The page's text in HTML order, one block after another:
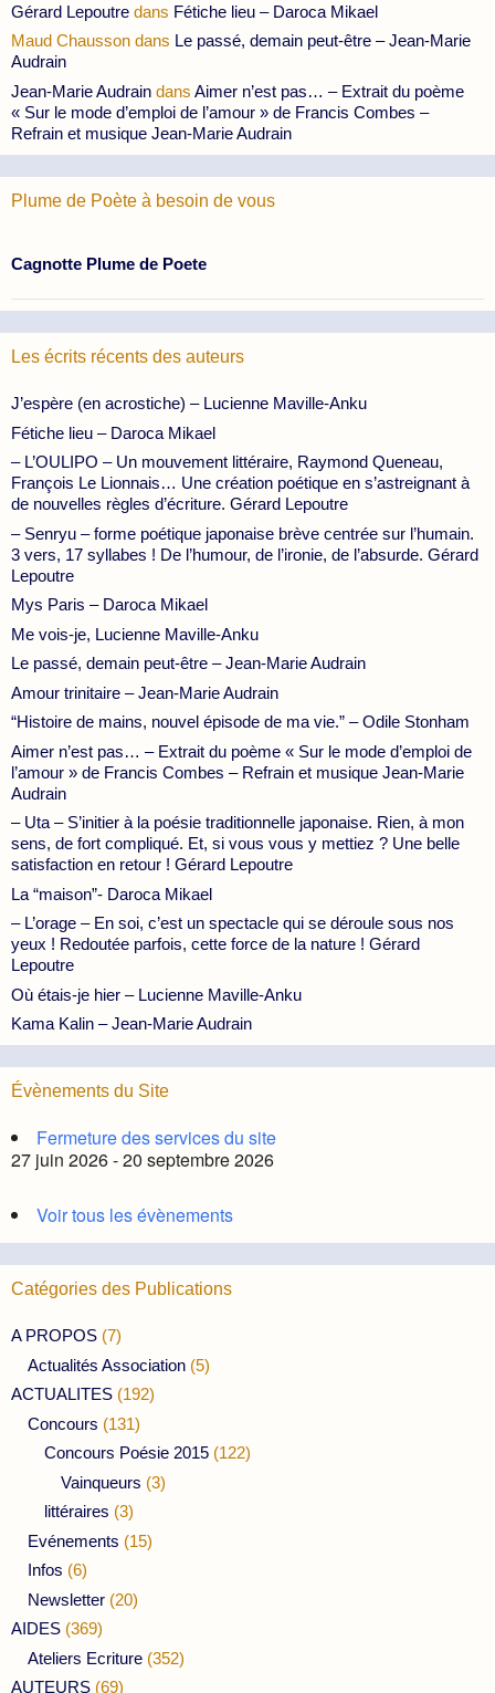
Gérard Lepoutre dans Fétiche lieu – Daroca Mikael
Maud Chausson dans Le passé, demain peut-être – Jean-Marie
Audrain
Jean-Marie Audrain dans Aimer n’est pas… – Extrait du poème
« Sur le mode d’emploi de l’amour » de Francis Combes –
Refrain et musique Jean-Marie Audrain
Plume de Poète à besoin de vous
Cagnotte Plume de Poete
Les écrits récents des auteurs
J’espère (en acrostiche) – Lucienne Maville-Anku
Fétiche lieu – Daroca Mikael
– L’OULIPO – Un mouvement littéraire, Raymond Queneau,
François Le Lionnais… Une création poétique en s’astreignant à
de nouvelles règles d’écriture. Gérard Lepoutre
– Senryu – forme poétique japonaise brève centrée sur l’humain.
3 vers, 17 syllabes ! De l’humour, de l’ironie, de l’absurde. Gérard
Lepoutre
Mys Paris – Daroca Mikael
Me vois-je, Lucienne Maville-Anku
Le passé, demain peut-être – Jean-Marie Audrain
Amour trinitaire – Jean-Marie Audrain
“Histoire de mains, nouvel épisode de ma vie.” – Odile Stonham
Aimer n’est pas… – Extrait du poème « Sur le mode d’emploi de
l’amour » de Francis Combes – Refrain et musique Jean-Marie
Audrain
– Uta – S’initier à la poésie traditionnelle japonaise. Rien, à mon
sens, de fort compliqué. Et, si vous vous y mettiez ? Une belle
satisfaction en retour ! Gérard Lepoutre
La “maison”- Daroca Mikael
– L’orage – En soi, c’est un spectacle qui se déroule sous nos
yeux ! Redoutée parfois, cette force de la nature ! Gérard
Lepoutre
Où étais-je hier – Lucienne Maville-Anku
Kama Kalin – Jean-Marie Audrain
Évènements du Site
Fermeture des services du site
27 juin 2026 - 20 septembre 2026
Voir tous les évènements
Catégories des Publications
A PROPOS (7)
Actualités Association (5)
ACTUALITES (192)
Concours (131)
Concours Poésie 2015 (122)
Vainqueurs (3)
littéraires (3)
Evénements (15)
Infos (6)
Newsletter (20)
AIDES (369)
Ateliers Ecriture (352)
AUTEURS (69)